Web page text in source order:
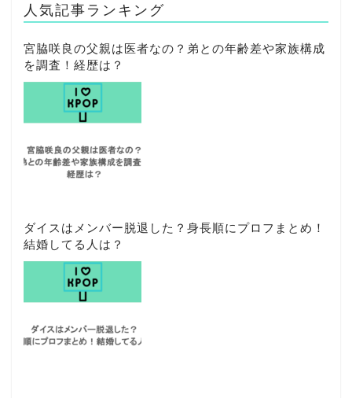
人気記事ランキング
宮脇咲良の父親は医者なの？弟との年齢差や家族構成
を調査！経歴は？
ダイスはメンバー脱退した？身長順にプロフまとめ！
結婚してる人は？